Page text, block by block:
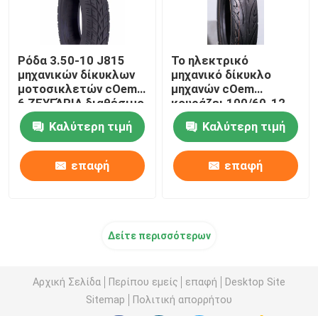
Ρόδα 3.50-10 J815
μηχανικών δίκυκλων
μοτοσικλετών cOem
6 ΖΕΥΓΆΡΙΑ διαθέσιμο
TL ασωλήνωτο
Καλύτερη τιμή
επαφή
Το ηλεκτρικό
μηχανικό δίκυκλο
μηχανών cOem
κουράζει 100/60-12
110/70-10 6 ΖΕΥΓΆΡΙΑ
TT/TL πυκνώνει
ανθεκτικό
Καλύτερη τιμή
επαφή
Δείτε περισσότερων
Αρχική Σελίδα Περίπου εμείς επαφή
Desktop Site
Sitemap
Πολιτική απορρήτου